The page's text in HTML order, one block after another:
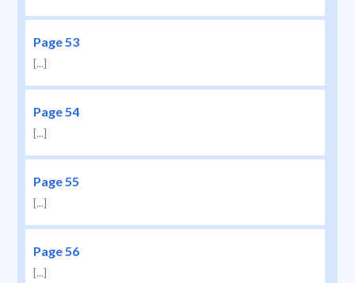
Page 53
[...]
Page 54
[...]
Page 55
[...]
Page 56
[...]